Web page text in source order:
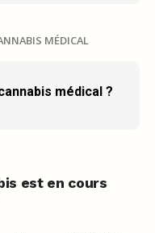
MÉDICAL
médical ?
est en cours